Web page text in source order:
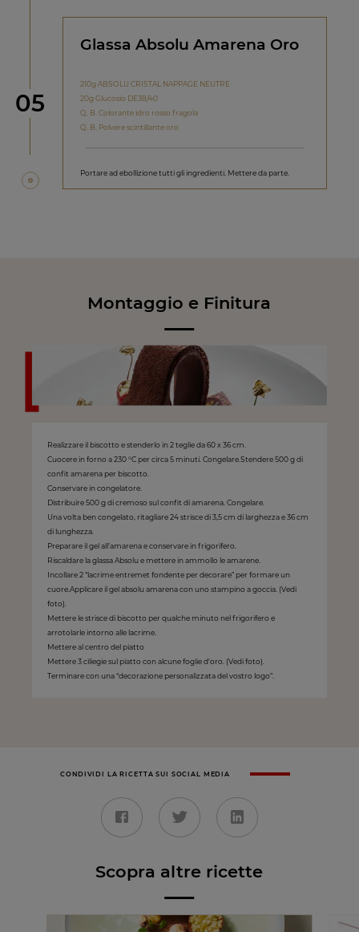
Step
05
Glassa Absolu Amarena Oro
210g ABSOLU CRISTAL NAPPAGE NEUTRE
20g Glucosio DE38/40
Q. B. Colorante idro rosso fragola
Q. B. Polvere scintillante oro
Portare ad ebollizione tutti gli ingredienti. Mettere da parte.
Montaggio e Finitura
Realizzare il biscotto e stenderlo in 2 teglie da 60 x 36 cm.
Cuocere in forno a 230 °C per circa 5 minuti. Congelare.Stendere 500 g di
confit amarena per biscotto.
Conservare in congelatore.
Distribuire 500 g di cremoso sul confit di amarena. Congelare.
Una volta ben congelato, ritagliare 24 strisce di 3,5 cm di larghezza e 36 cm
di lunghezza.
Preparare il gel all’amarena e conservare in frigorifero.
Riscaldare la glassa Absolu e mettere in ammollo le amarene.
Incollare 2 “lacrime entremet fondente per decorare” per formare un
cuore.Applicare il gel absolu amarena con uno stampino a goccia. (Vedi
foto).
Mettere le strisce di biscotto per qualche minuto nel frigorifero e
arrotolarle intorno alle lacrime.
Mettere al centro del piatto
Mettere 3 ciliegie sul piatto con alcune foglie d'oro. (Vedi foto).
Terminare con una “decorazione personalizzata del vostro logo”.
CONDIVIDI LA RICETTA SUI SOCIAL MEDIA
Scopra altre ricette